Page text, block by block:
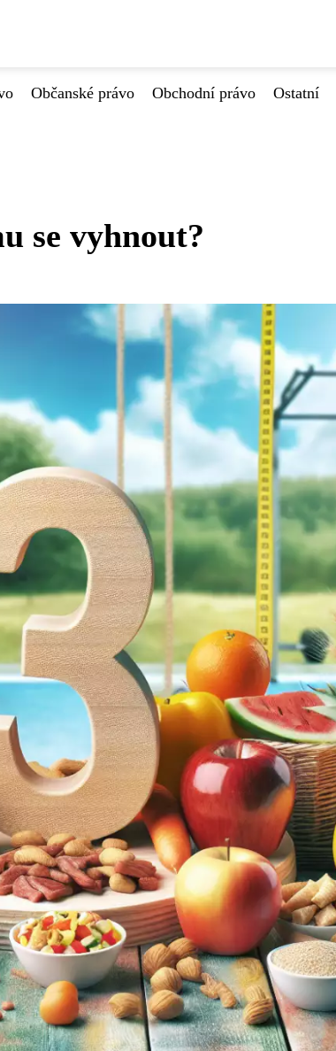
Občanské právo Obchodní právo Ostatní
se vyhnout?